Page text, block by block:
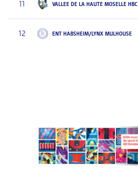
11 VALLEE DE LA HAUTE MOSELLE HBC
12 ENT HABSHEIM/LYNX MULHOUSE